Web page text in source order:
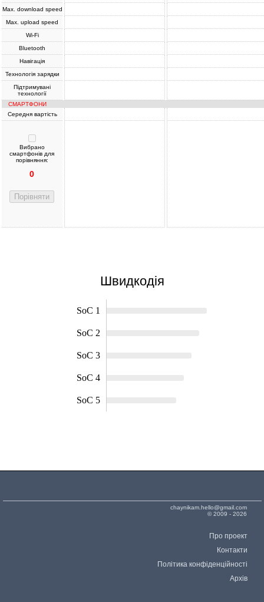
Max. download speed
Max. upload speed
Wi-Fi
Bluetooth
Навігація
Технологія зарядки
Підтримувані
технології
СМАРТФОНИ
Середня вартість
Вибрано
смартфонів для
порівняння:
0
Порівняти
Швидкодія
SoC 1
SoC 2
SoC 3
SoC 4
SoC 5
chaynikam.hello@gmail.com
© 2009 - 2026
Про проект
Контакти
Політика конфіденційності
Архів